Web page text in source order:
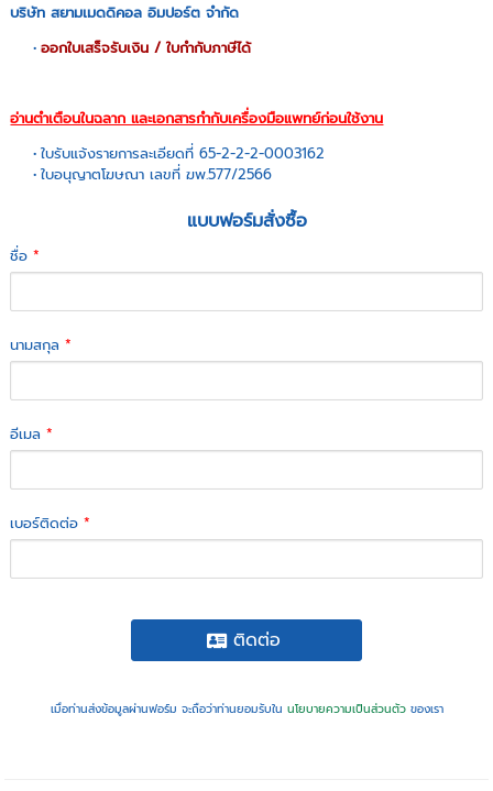
บริษัท สยามเมดดิคอล อิมปอร์ต จำกัด
ออกใบเสร็จรับเงิน / ใบกำกับภาษีได้
อ่านตำเตือนในฉลาก และเอกสารกำกับเครื่องมือแพทย์ก่อนใช้งาน
ใบรับแจ้งรายการละเอียดที่ 65-2-2-2-0003162
ใบอนุญาตโฆษณา เลขที่ ฆพ.577/2566
แบบฟอร์มสั่งซื้อ
ชื่อ*
นามสกุล*
อีเมล*
เบอร์ติดต่อ*
ติดต่อ
เมื่อท่านส่งข้อมูลผ่านฟอร์ม จะถือว่าท่านยอมรับใน นโยบายความเป็นส่วนตัวของเรา